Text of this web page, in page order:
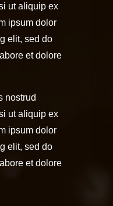
ut aliquip ex
ipsum dolor
elit, sed do
et dolore
nostrud
ut aliquip ex
ipsum dolor
elit, sed do
et dolore